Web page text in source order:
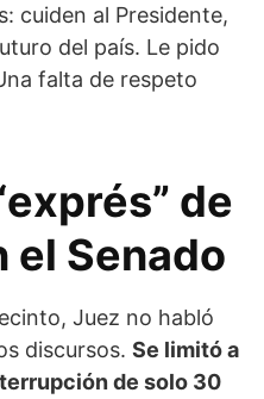
cuiden al Presidente,
del país. Le pido
falta de respeto
de
el Senado
Juez no habló
discursos. Se limitó a
de solo 30